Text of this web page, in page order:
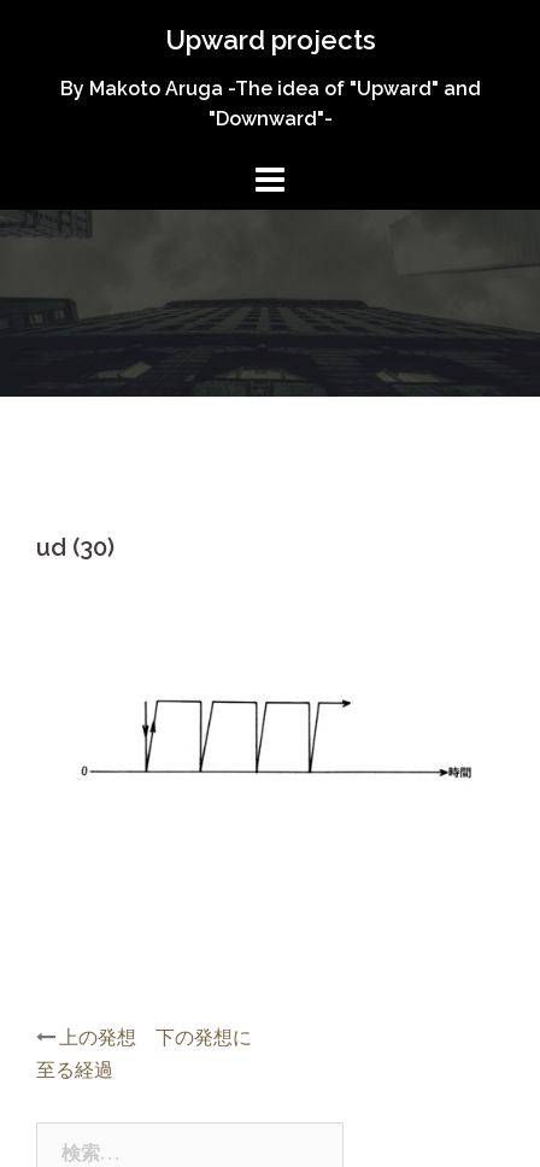
ス
キ
Upward projects
By Makoto Aruga -The idea of "Upward" and
"Downward"-
ud (30)
投
稿
ナ
上の発想 下の発想に
至る経過